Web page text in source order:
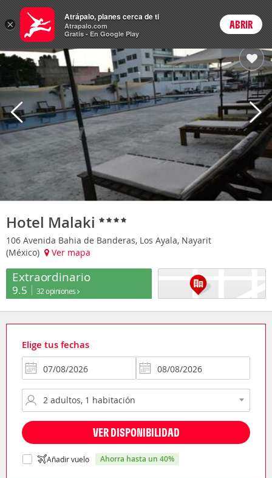
Hoteles Login
Hotel Malaki
106 Avenida Bahia de Banderas, Los Ayala, Nayarit
(México)
Ver mapa
Extraordinario
9.5 32 opiniones
Elige tus fechas
VER DISPONIBILIDAD
Añadir vuelo ahorra hasta un 40%
×
Atrápalo, planes cerca de ti
Atrapalo.com
Gratis - En Google Play
ABRIR